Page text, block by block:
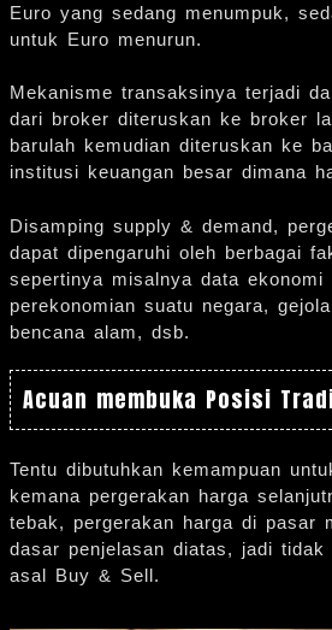
Euro yang sedang menumpuk,
untuk Euro menurun.
Mekanisme transaksinya terjadi
dari broker diteruskan ke broker
barulah kemudian diteruskan ke
institusi keuangan besar dimana
Disamping supply & demand,
dapat dipengaruhi oleh berbagai
sepertinya misalnya data ekonomi
perekonomian suatu negara,
bencana alam, dsb.
Acuan membuka Posisi
Tentu dibutuhkan kemampuan
kemana pergerakan harga
tebak, pergerakan harga di pasar
dasar penjelasan diatas, jadi tidak
asal Buy & Sell.